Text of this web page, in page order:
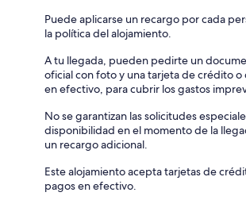
Puede aplicarse un recargo por cada
la política del alojamiento.
A tu llegada, pueden pedirte un
oficial con foto y una tarjeta de crédito
en efectivo, para cubrir los gastos
No se garantizan las solicitudes
disponibilidad en el momento de la
un recargo adicional.
Este alojamiento acepta tarjetas de
pagos en efectivo.